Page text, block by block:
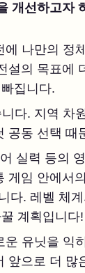
개선하고자
나만의 정
설의 목표에
집니다.
다. 지역 차
공동 선택
실력 등의
게임 안에서
다. 레벨 체
계획입니다!
유닛을 익
앞으로 더